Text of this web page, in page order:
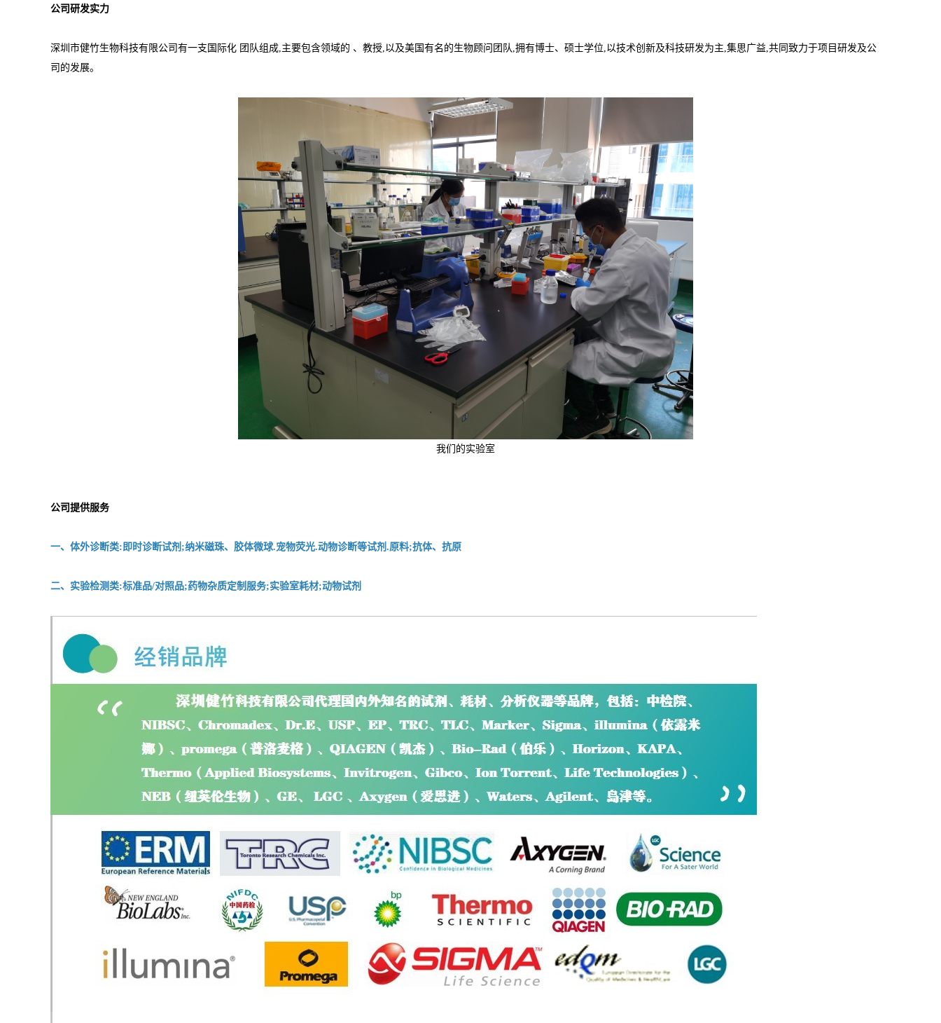
公司研发实力
深圳市健竹生物科技有限公司有一支国际化 团队组成,主要包含领域的 、教授,以及美国有名的生物顾问团队,拥有博士、硕士学位,以技术创新及科技研发为主,集思广益,共同致力于项目研发及公
司的发展。
我们的实验室
公司提供服务
一、体外诊断类:即时诊断试剂;纳米磁珠、胶体微球.宠物荧光.动物诊断等试剂.原料;抗体、抗原
二、实验检测类:标准品/对照品;药物杂质定制服务;实验室耗材;动物试剂